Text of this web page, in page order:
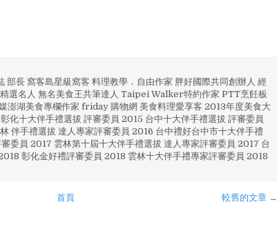
部長 窩客島星級窩客 料理教學．自由作家 胖好國際共同創辦人 經
精選名人 無名美食王共筆達人 Taipei Walker特約作家 PTT烹飪板
澎湖美食專欄作家 friday 購物網 美食料理愛享客 2013年度美食大
十大伴手禮選拔 評審委員 2015 台中十大伴手禮選拔 評審委員
伴手禮選拔 達人專家評審委員 2016 台中禮好台中市十大伴手禮
委員 2017 雲林第十屆十大伴手禮選拔 達人專家評審委員 2017 台
彰化金好禮評審委員 2018 雲林十大伴手禮專家評審委員 2018
較舊的文章 →
首頁